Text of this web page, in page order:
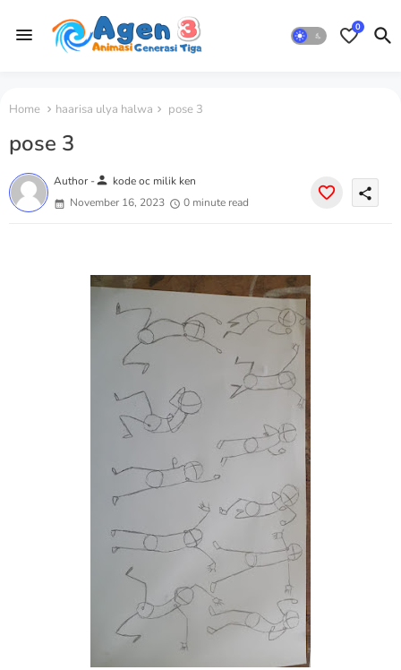
0
Home haarisa ulya halwa pose 3
pose 3
Author -person kode oc milik ken
November 16, 2023
0 minute read
share